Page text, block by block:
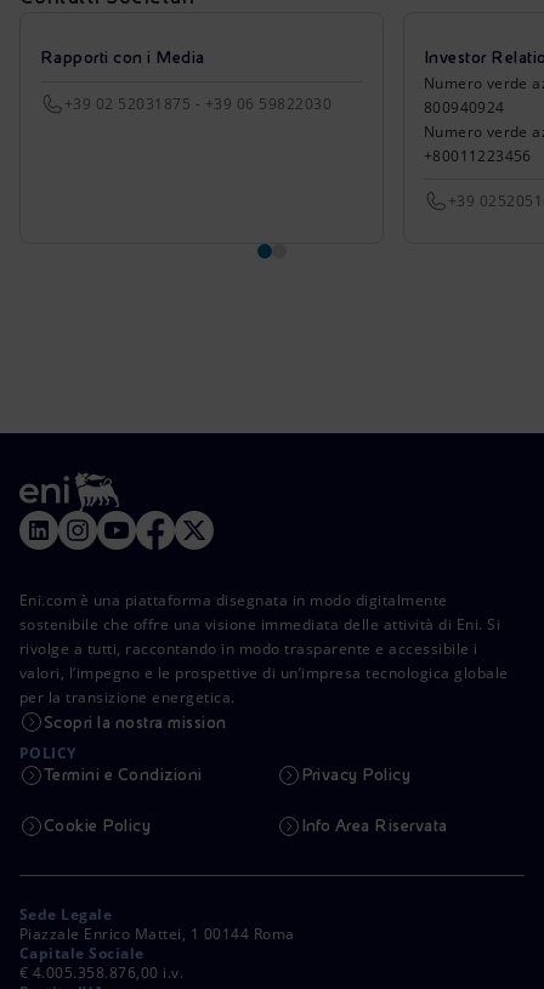
Rapporti con i Media
+39 02 52031875 - +39 06 59822030
Investor
Numero verde
800940924
Numero verde
+80011223456
+39
Eni.com è una piattaforma disegnata in modo digitalmente
sostenibile che offre una visione immediata delle attività di Eni. Si
rivolge a tutti, raccontando in modo trasparente e accessibile i
valori, l’impegno e le prospettive di un’impresa tecnologica globale
per la transizione energetica.
Scopri la nostra mission
POLICY
Termini e Condizioni Privacy Policy
Cookie Policy Info Area Riservata
Sede Legale
Piazzale Enrico Mattei, 1 00144 Roma
Capitale Sociale
€ 4.005.358.876,00 i.v.